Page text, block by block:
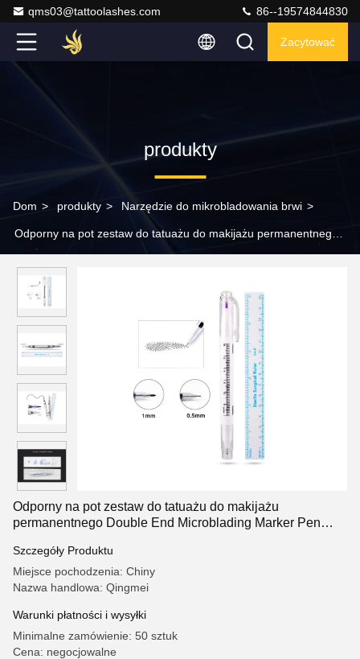
qms03@tattoolashes.com 86--19574844830
Zacytować
produkty
Dom > produkty > Narzędzie do mikrobladowania brwi >
Odporny na pot zestaw do tatuażu do makijażu permanentnego
miękką linijką
Odporny na pot zestaw do tatuażu do makijażu
permanentnego Double End Microblading Marker Pen
Szczegóły Produktu
Miejsce pochodzenia: Chiny
Nazwa handlowa: Qingmei
Warunki płatności i wysyłki
Minimalne zamówienie: 50 sztuk
Cena: negocjowalne